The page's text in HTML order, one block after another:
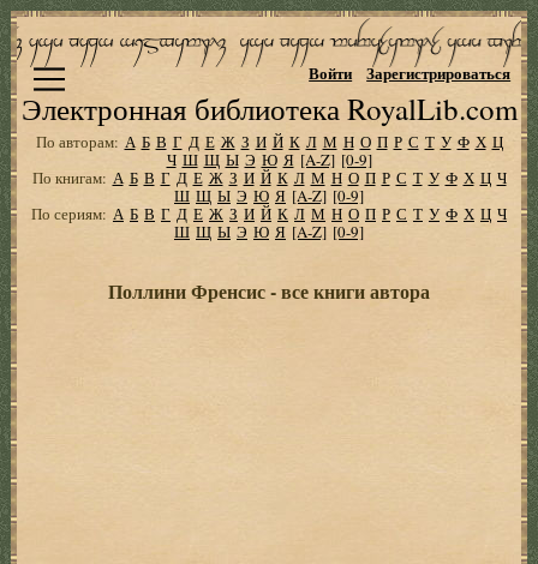
Электронная библиотека RoyalLib.com
Войти Зарегистрироваться
По авторам: А Б В Г Д Е Ж З И Й К Л М Н О П Р С Т У Ф Х Ц
Ч Ш Щ Ы Э Ю Я [A-Z] [0-9]
По книгам: А Б В Г Д Е Ж З И Й К Л М Н О П Р С Т У Ф Х Ц Ч
Ш Щ Ы Э Ю Я [A-Z] [0-9]
По сериям: А Б В Г Д Е Ж З И Й К Л М Н О П Р С Т У Ф Х Ц Ч
Ш Щ Ы Э Ю Я [A-Z] [0-9]
Поллини Френсис - все книги автора